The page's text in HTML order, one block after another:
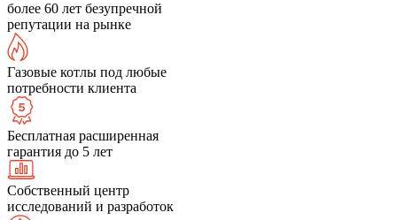
более 60 лет безупречной
репутации на рынке
Газовые котлы под любые
потребности клиента
Бесплатная расширенная
гарантия до 5 лет
Собственный центр
исследований и разработок